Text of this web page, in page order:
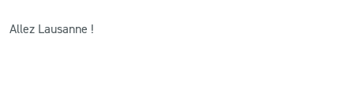
Allez Lausanne !